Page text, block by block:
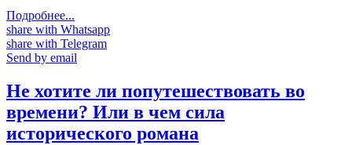
Подробнее...
share with Whatsapp
share with Telegram
Send by email
Не хотите ли попутешествовать во
времени? Или в чем сила
исторического романа